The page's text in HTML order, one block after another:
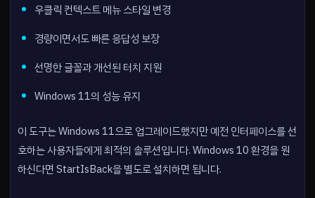
우클릭 컨텍스트 메뉴 스타일 변경
경량이면서도 빠른 응답성 보장
선명한 글꼴과 개선된 터치 지원
Windows 11의 성능 유지
이 도구는 Windows 11으로 업그레이드했지만 예전 인터페이스를 선
호하는 사용자들에게 최적의 솔루션입니다. Windows 10 환경을 원
하신다면 StartIsBack을 별도로 설치하면 됩니다.